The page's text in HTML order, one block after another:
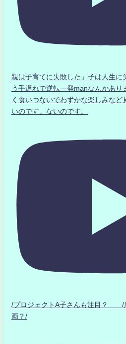
親は子育てに失敗した」子は人生に
う手遅れで逆転一発manなんかあり
く食いつないでわずかな楽しみなど
いのです。ないのです。
/プロジェクトA子さんも注目？ /
画？/